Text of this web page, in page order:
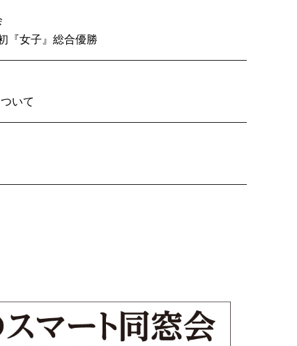
初『女子』総合優勝
の開催について
隊いざ見参